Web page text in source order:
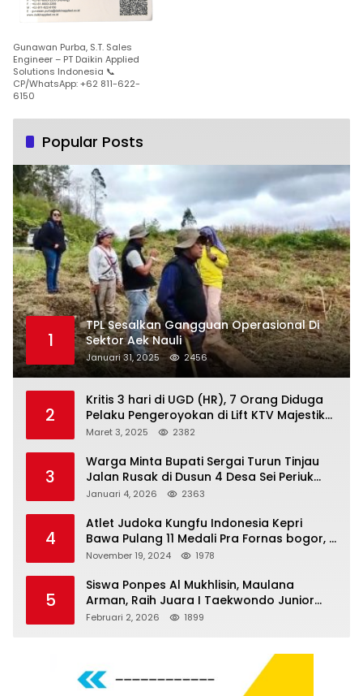
Gunawan Purba, S.T. Sales
Engineer – PT Daikin Applied
Solutions Indonesia 📞
CP/WhatsApp: +62 811-622-
6150
Popular Posts
1
TPL Sesalkan Gangguan Operasional Di
Sektor Aek Nauli
Januari 31, 2025 2456
2
Kritis 3 hari di UGD (HR), 7 Orang Diduga
Pelaku Pengeroyokan di Lift KTV Majestik
Melenggang Bebas, Kantor Hukum JAP
Tanjungpinang
Maret 3, 2025 2382
3
Warga Minta Bupati Sergai Turun Tinjau
Jalan Rusak di Dusun 4 Desa Sei Periuk
Serdang Bedagai
Januari 4, 2026 2363
4
Atlet Judoka Kungfu Indonesia Kepri
Bawa Pulang 11 Medali Pra Fornas bogor, 3
Emas dan 8 Perunggu.
November 19, 2024 1978
5
Siswa Ponpes Al Mukhlisin, Maulana
Arman, Raih Juara I Taekwondo Junior
Putra di Riau National Championship 2026
Februari 2, 2026 1899